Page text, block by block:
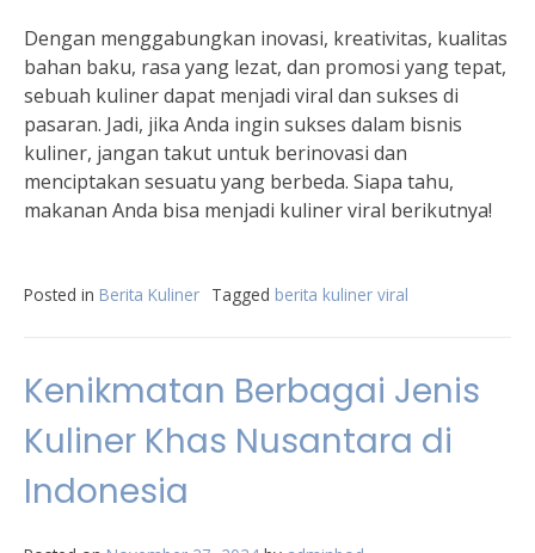
Dengan menggabungkan inovasi, kreativitas, kualitas
bahan baku, rasa yang lezat, dan promosi yang tepat,
sebuah kuliner dapat menjadi viral dan sukses di
pasaran. Jadi, jika Anda ingin sukses dalam bisnis
kuliner, jangan takut untuk berinovasi dan
menciptakan sesuatu yang berbeda. Siapa tahu,
makanan Anda bisa menjadi kuliner viral berikutnya!
Posted in Berita Kuliner Tagged berita kuliner viral
Kenikmatan Berbagai Jenis
Kuliner Khas Nusantara di
Indonesia